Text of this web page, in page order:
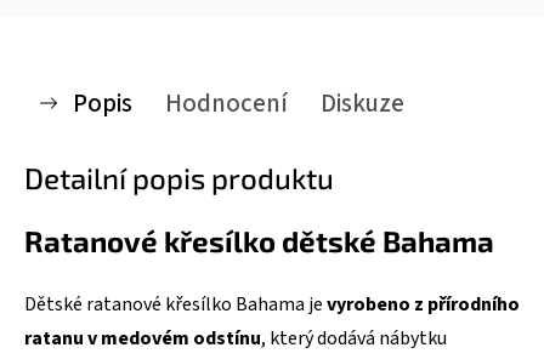
Popis Hodnocení Diskuze
Detailní popis produktu
Ratanové křesílko dětské Bahama
Dětské ratanové křesílko Bahama jevyrobeno z přírodního
ratanu v medovém odstínu, který dodává nábytku